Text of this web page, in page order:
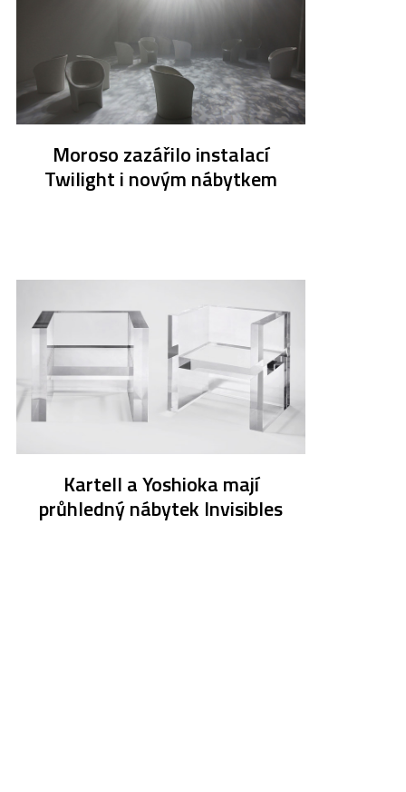
Moroso zazářilo instalací
Twilight i novým nábytkem
Kartell a Yoshioka mají
průhledný nábytek Invisibles